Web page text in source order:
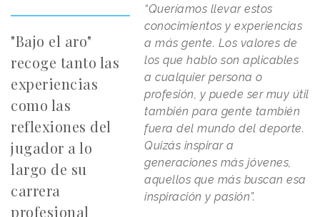
"Bajo el aro"
recoge tanto las
experiencias
como las
reflexiones del
jugador a lo
largo de su
carrera
profesional
“Queríamos llevar estos
conocimientos y experiencias
a más gente. Los valores de
los que hablo son aplicables
a cualquier persona o
profesión, y puede ser muy útil
también para gente también
fuera del mundo del deporte.
Quizás inspirar a
generaciones más jóvenes,
aquellos que más buscan esa
inspiración y pasión”.